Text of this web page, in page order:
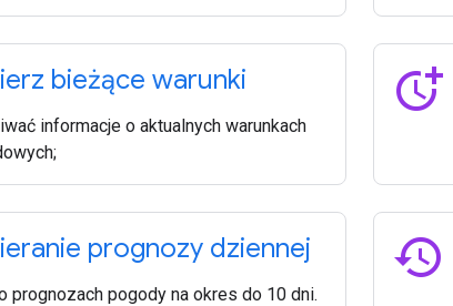
bieżące warunki
informacje o aktualnych warunkach
more_time
prognozy dziennej
prognozach pogody na okres do 10 dni.
history